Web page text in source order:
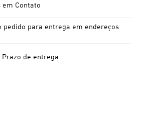
em Contato
pedido para entrega em endereços
de entrega